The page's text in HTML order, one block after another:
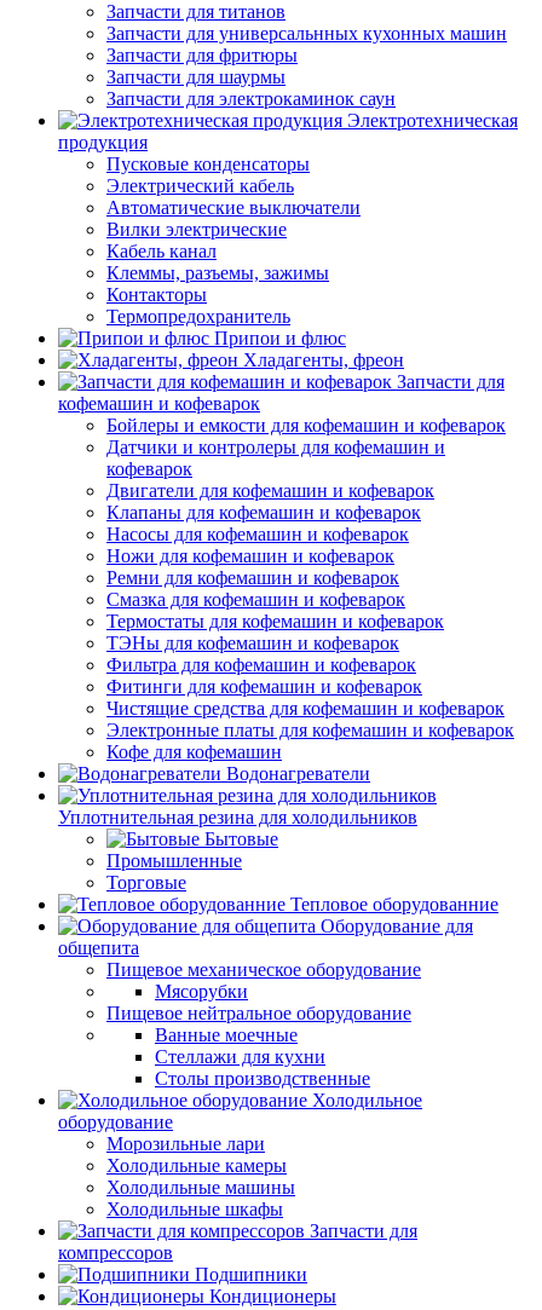
Запчасти для титанов
Запчасти для универсальнных кухонных машин
Запчасти для фритюры
Запчасти для шаурмы
Запчасти для электрокаминок саун
Электротехническая
продукция
Пусковые конденсаторы
Электрический кабель
Автоматические выключатели
Вилки электрические
Кабель канал
Клеммы, разъемы, зажимы
Контакторы
Термопредохранитель
Припои и флюс
Хладагенты, фреон
Запчасти для
кофемашин и кофеварок
Бойлеры и емкости для кофемашин и кофеварок
Датчики и контролеры для кофемашин и
кофеварок
Двигатели для кофемашин и кофеварок
Клапаны для кофемашин и кофеварок
Насосы для кофемашин и кофеварок
Ножи для кофемашин и кофеварок
Ремни для кофемашин и кофеварок
Смазка для кофемашин и кофеварок
Термостаты для кофемашин и кофеварок
ТЭНы для кофемашин и кофеварок
Фильтра для кофемашин и кофеварок
Фитинги для кофемашин и кофеварок
Чистящие средства для кофемашин и кофеварок
Электронные платы для кофемашин и кофеварок
Кофе для кофемашин
Водонагреватели
Уплотнительная резина для холодильников
Бытовые
Промышленные
Торговые
Тепловое оборудованние
Оборудование для
общепита
Пищевое механическое оборудование
Мясорубки
Пищевое нейтральное оборудование
Ванные моечные
Стеллажи для кухни
Столы производственные
Холодильное
оборудование
Морозильные лари
Холодильные камеры
Холодильные машины
Холодильные шкафы
Запчасти для
компрессоров
Подшипники
Кондиционеры